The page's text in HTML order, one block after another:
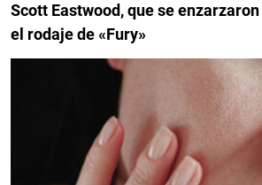
Scott Eastwood, que se
el rodaje de «Fury»